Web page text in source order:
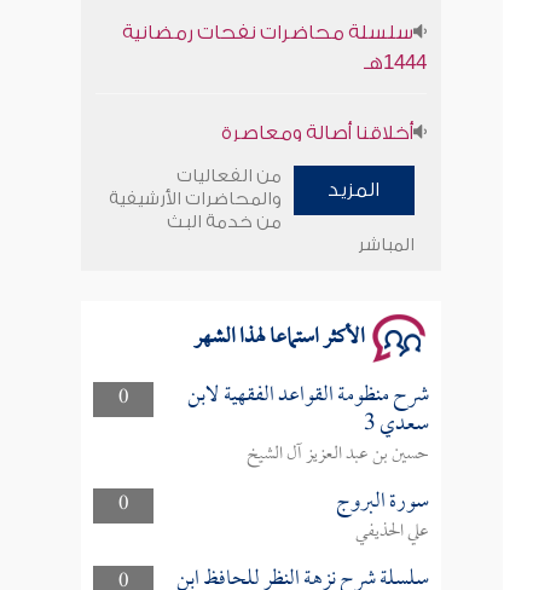
1444هـ
سلسلة محاضرات نفحات رمضانية
1444هـ
المزيد
من الفعاليات
والمحاضرات الأرشيفية
من خدمة البث
المباشر
الأكثر استماعا لهذا الشهر
0 شرح منظومة القواعد الفقهية لابن
سعدي 3
حسين بن عبد العزيز آل الشيخ
0
سورة البروج
علي الحذيفي
سلسلة شرح نزهة النظر للحافظ ابن